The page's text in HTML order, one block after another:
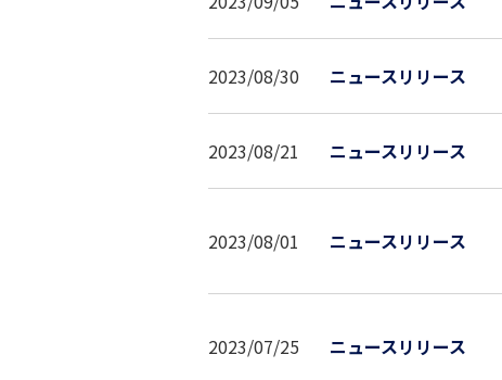
2023/08/30 ニュースリリース
2023/08/21 ニュースリリース
2023/08/01 ニュースリリース
2023/07/25 ニュースリリース